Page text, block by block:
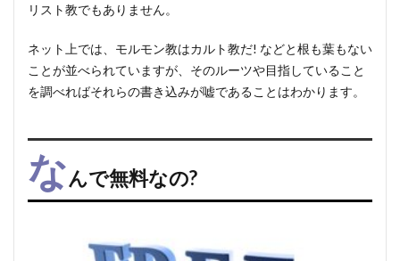
リスト教でもありません。
ネット上では、モルモン教はカルト教だ! などと根も葉もない
ことが並べられていますが、そのルーツや目指していること
を調べればそれらの書き込みが嘘であることはわかります。
なんで無料なの?